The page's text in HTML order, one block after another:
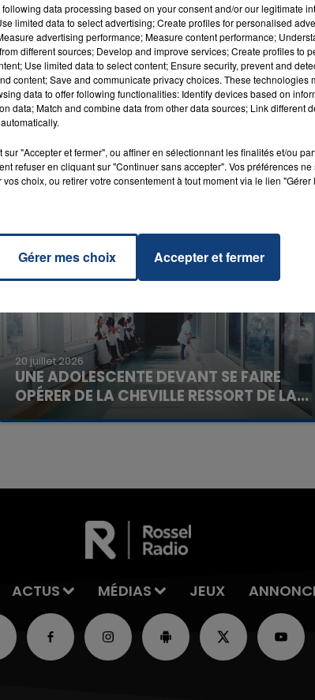
RADIO CONTACT
20 juillet 2026
UNE ADOLESCENTE DEVANT SE FAIRE
OPÉRER DE LA CHEVILLE RESSORT DE LA...
La famille a porté plainte contre la clinique qui a
ACTUS MÉDIAS JEUX
following data processing based on your consent and/or our legitimate
limited data to select advertising; Create profiles for personalised
advertising performance; Measure content performance;
different sources; Develop and improve services; Create profiles to
Use limited data to select content; Ensure security, prevent and
content; Save and communicate privacy choices. These technologies
data to offer following functionalities: Identify devices based on
data; Match and combine data from other data sources; Link different
"Accepter et fermer", ou affiner en sélectionnant les finalités et/ou
refuser en cliquant sur "Continuer sans accepter". Vos préférences
choix, ou retirer votre consentement à tout moment via le lien
Gérer mes choix Accepter et fermer